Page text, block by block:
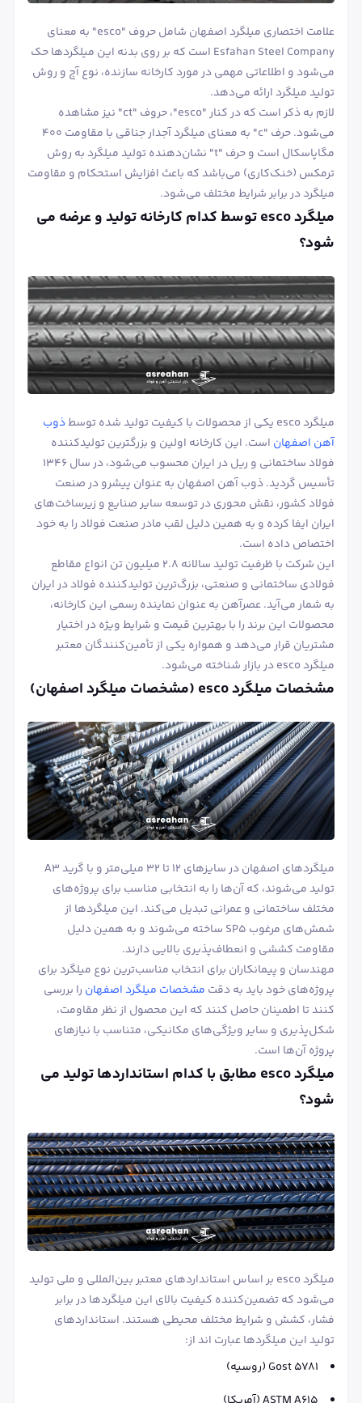
علامت اختصاری میلگرد اصفهان شامل حروف "esco" به معنای
Esfahan Steel Company است که بر روی بدنه این میلگردها حک
می‌شود و اطلاعاتی مهمی در مورد کارخانه سازنده، نوع آج و روش
تولید میلگرد ارائه می‌دهد.
لازم به ذکر است که در کنار "esco"، حروف "ct" نیز مشاهده
می‌شود. حرف "c" به معنای میلگرد آجدار جناقی با مقاومت ۴۰۰
مگاپاسکال است و حرف "t" نشان‌دهنده تولید میلگرد به روش
ترمکس (خنک‌کاری) می‌باشد که باعث افزایش استحکام و مقاومت
میلگرد در برابر شرایط مختلف می‌شود.
میلگرد esco توسط کدام کارخانه تولید و عرضه می
شود؟
میلگرد esco یکی از محصولات با کیفیت تولید شده توسط
ذوب
آهن اصفهان است. این کارخانه اولین و بزرگترین تولیدکننده
فولاد ساختمانی و ریل در ایران محسوب می‌شود، در سال ۱۳۴۶
تأسیس گردید. ذوب آهن اصفهان به عنوان پیشرو در صنعت
فولاد کشور، نقش محوری در توسعه سایر صنایع و زیرساخت‌های
ایران ایفا کرده و به همین دلیل لقب مادر صنعت فولاد را به خود
اختصاص داده است.
این شرکت با ظرفیت تولید سالانه ۲.۸ میلیون تن انواع مقاطع
فولادی ساختمانی و صنعتی، بزرگ‌ترین تولیدکننده فولاد در ایران
به شمار می‌آید. عصرآهن به عنوان نماینده رسمی این کارخانه،
محصولات این برند را با بهترین قیمت و شرایط ویژه در اختیار
مشتریان قرار می‌دهد و همواره یکی از تأمین‌کنندگان معتبر
میلگرد esco در بازار شناخته می‌شود.
مشخصات میلگرد esco (مشخصات میلگرد اصفهان)
میلگردهای اصفهان در سایزهای ۱۲ تا ۳۲ میلی‌متر و با گرید A3
تولید می‌شوند، که آن‌ها را به انتخابی مناسب برای پروژه‌های
مختلف ساختمانی و عمرانی تبدیل می‌کند. این میلگردها از
شمش‌های مرغوب SP5 ساخته می‌شوند و به همین دلیل
مقاومت کششی و انعطاف‌پذیری بالایی دارند.
مهندسان و پیمانکاران برای انتخاب مناسب‌ترین نوع میلگرد برای
پروژه‌های خود باید به دقت مشخصات میلگرد اصفهان را بررسی
کنند تا اطمینان حاصل کنند که این محصول از نظر مقاومت،
شکل‌پذیری و سایر ویژگی‌های مکانیکی، متناسب با نیازهای
پروژه آن‌ها است.
میلگرد esco مطابق با کدام استانداردها تولید می
شود؟
میلگرد esco بر اساس استانداردهای معتبر بین‌المللی و ملی تولید
می‌شود که تضمین‌کننده کیفیت بالای این میلگردها در برابر
فشار، کشش و شرایط مختلف محیطی هستند. استانداردهای
تولید این میلگردها عبارت اند از:
Gost 5781 (روسیه)